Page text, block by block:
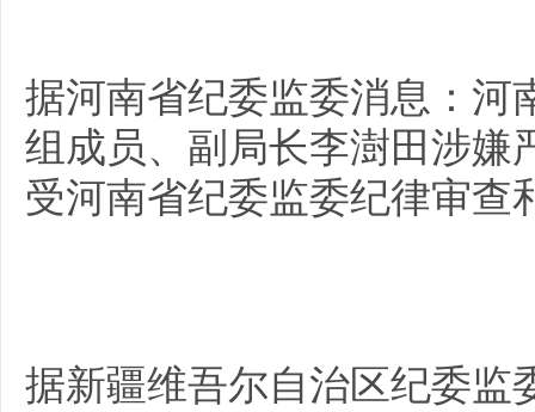
据河南省纪委监委消息： 河
组成员、副局长李澍田涉嫌
受河南省纪委监委纪律审查
据新疆维吾尔自治区纪委监